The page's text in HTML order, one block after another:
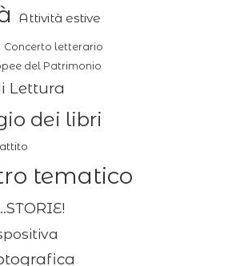
Attività estive
Concerto letterario
del Patrimonio
Lettura
dei libri
tematico